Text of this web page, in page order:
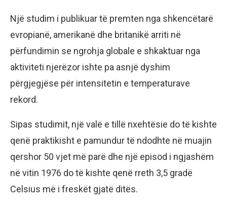
Një studim i publikuar të premten nga shkencëtarë
evropianë, amerikanë dhe britanikë arriti në
përfundimin se ngrohja globale e shkaktuar nga
aktiviteti njerëzor ishte pa asnjë dyshim
përgjegjëse për intensitetin e temperaturave
rekord.
Sipas studimit, një valë e tillë nxehtësie do të kishte
qenë praktikisht e pamundur të ndodhte në muajin
qershor 50 vjet më parë dhe një episod i ngjashëm
në vitin 1976 do të kishte qenë rreth 3,5 gradë
Celsius më i freskët gjatë ditës.